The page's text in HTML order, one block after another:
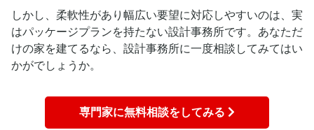
しかし、柔軟性があり幅広い要望に対応しやすいのは、実
はパッケージプランを持たない設計事務所です。あなただ
けの家を建てるなら、設計事務所に一度相談してみてはい
かがでしょうか。
専門家に無料相談をしてみる